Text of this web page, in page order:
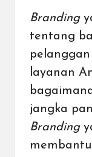
Branding
tentang
layanan
jangka
Branding